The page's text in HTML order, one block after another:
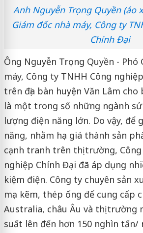
Anh Nguyễn Trọng Quyền (áo
Giám đốc nhà máy, Công ty
Chính Đại
Ông Nguyễn Trọng Quyền - Phó
máy, Công ty TNHH Công
trên địa bàn huyện Văn Lâm
là một trong số những ngành
lượng điện năng lớn. Do vậy, để
năng, nhằm hạ giá thành sản
cạnh tranh trên thị trường,
nghiệp Chính Đại đã áp dụng
kiệm điện. Công ty chuyên sản
mạ kẽm, thép ống để cung cấp
Australia, châu Âu và thị trường
suất lên đến hơn 150 nghìn tấn/